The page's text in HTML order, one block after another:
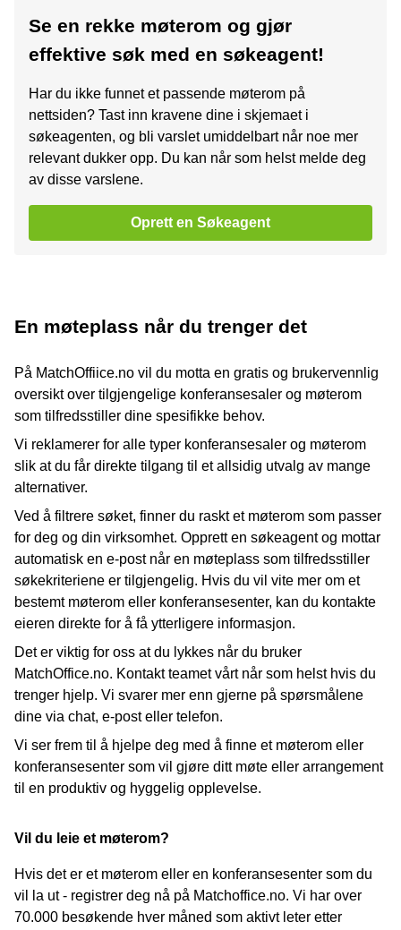
Se en rekke møterom og gjør
effektive søk med en søkeagent!
Har du ikke funnet et passende møterom på
nettsiden? Tast inn kravene dine i skjemaet i
søkeagenten, og bli varslet umiddelbart når noe mer
relevant dukker opp. Du kan når som helst melde deg
av disse varslene.
Oprett en Søkeagent
En møteplass når du trenger det
På MatchOffiice.no vil du motta en gratis og brukervennlig
oversikt over tilgjengelige konferansesaler og møterom
som tilfredsstiller dine spesifikke behov.
Vi reklamerer for alle typer konferansesaler og møterom
slik at du får direkte tilgang til et allsidig utvalg av mange
alternativer.
Ved å filtrere søket, finner du raskt et møterom som passer
for deg og din virksomhet. Opprett en søkeagent og mottar
automatisk en e-post når en møteplass som tilfredsstiller
søkekriteriene er tilgjengelig. Hvis du vil vite mer om et
bestemt møterom eller konferansesenter, kan du kontakte
eieren direkte for å få ytterligere informasjon.
Det er viktig for oss at du lykkes når du bruker
MatchOffice.no. Kontakt teamet vårt når som helst hvis du
trenger hjelp. Vi svarer mer enn gjerne på spørsmålene
dine via chat, e-post eller telefon.
Vi ser frem til å hjelpe deg med å finne et møterom eller
konferansesenter som vil gjøre ditt møte eller arrangement
til en produktiv og hyggelig opplevelse.
Vil du leie et møterom?
Hvis det er et møterom eller en konferansesenter som du
vil la ut - registrer deg nå på Matchoffice.no. Vi har over
70.000 besøkende hver måned som aktivt leter etter